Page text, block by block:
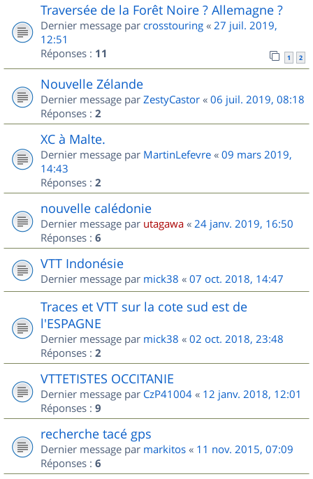
Traversée de la Forêt Noire ? Allemagne ?
Dernier message par crosstouring « 27 juil. 2019,
12:51
Réponses : 11 1 2
Nouvelle Zélande
Dernier message par ZestyCastor « 06 juil. 2019, 08:18
Réponses : 2
XC à Malte.
Dernier message par MartinLefevre « 09 mars 2019,
14:43
Réponses : 2
nouvelle calédonie
Dernier message par utagawa « 24 janv. 2019, 16:50
Réponses : 6
VTT Indonésie
Dernier message par mick38 « 07 oct. 2018, 14:47
Traces et VTT sur la cote sud est de
l'ESPAGNE
Dernier message par mick38 « 02 oct. 2018, 23:48
Réponses : 2
VTTETISTES OCCITANIE
Dernier message par CzP41004 « 12 janv. 2018, 12:01
Réponses : 9
recherche tacé gps
Dernier message par markitos « 11 nov. 2015, 07:09
Réponses : 6